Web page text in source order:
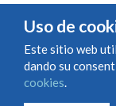
Memoria de
Condiciones de uso y
Uso de
Este sitio web
dando su
cookies.